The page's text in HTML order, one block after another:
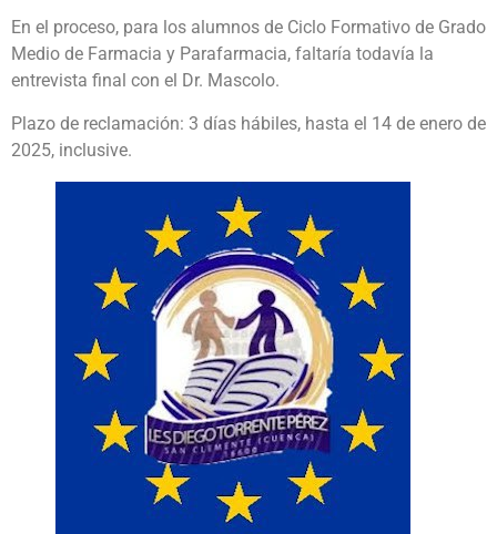
En el proceso, para los alumnos de Ciclo Formativo de Grado
Medio de Farmacia y Parafarmacia, faltaría todavía la
entrevista final con el Dr. Mascolo.
Plazo de reclamación: 3 días hábiles, hasta el 14 de enero de
2025, inclusive.